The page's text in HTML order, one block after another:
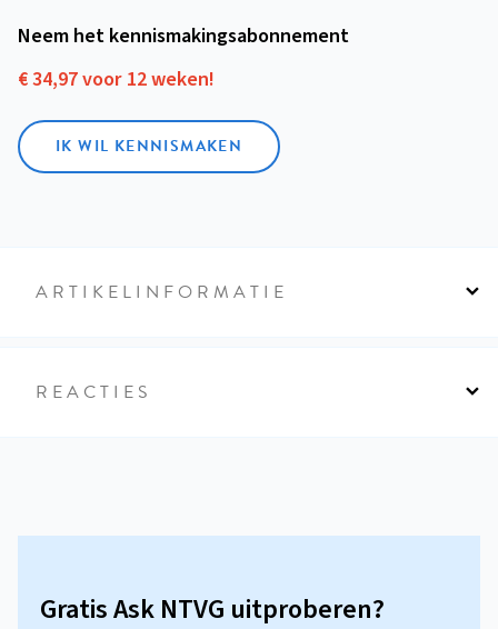
Neem het kennismakings­abonnement
€ 34,97 voor 12 weken!
IK WIL KENNISMAKEN
ARTIKELINFORMATIE
REACTIES
Gratis Ask NTVG uitproberen?